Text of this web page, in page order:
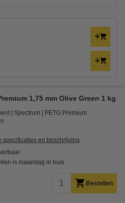
1,75 mm Olive Green 1 kg
Spectrum
PETG Premium
specificaties en beschrijving
is maandag in huis
Bestellen